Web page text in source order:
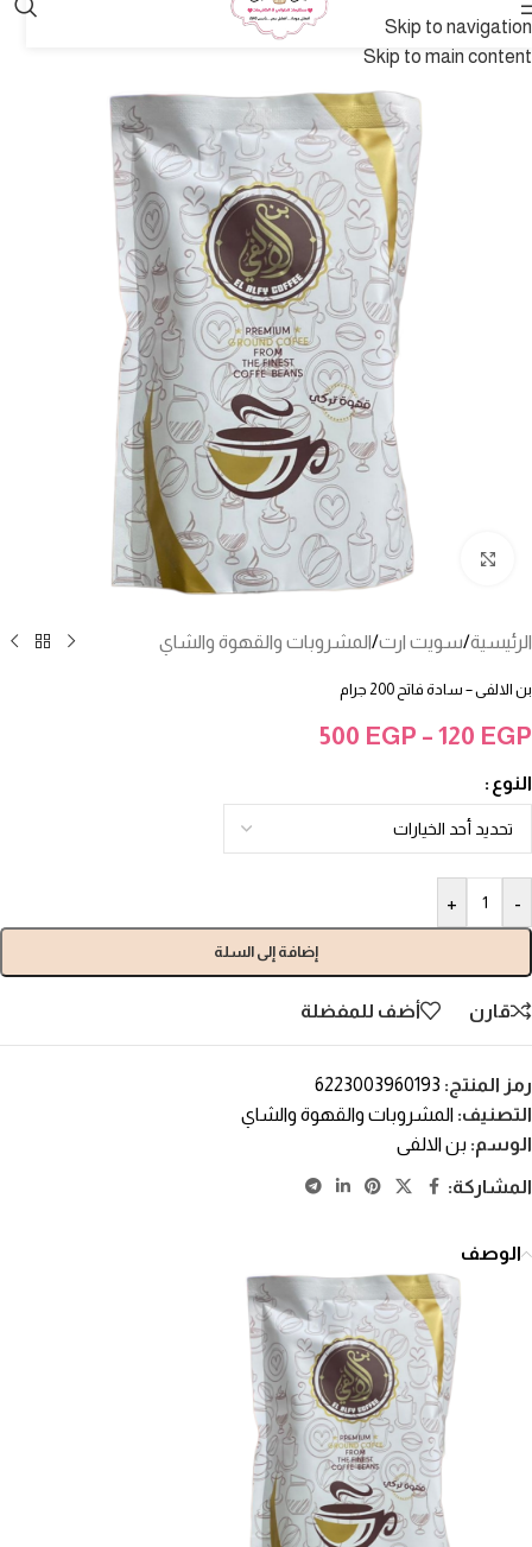
Skip to navigation
Skip to main content
انقر للتكبير
الرئيسية/سويت ارت/المشروبات والقهوة والشاي
بن الالفى – سادة فاتح 200 جرام
120 EGP
–
500 EGP
النوع
-
+
إضافة إلى السلة
قارن أضف للمفضلة
رمز المنتج: 6223003960193
التصنيف: المشروبات والقهوة والشاي
الوسم: بن الالفى
المشاركة:
الوصف